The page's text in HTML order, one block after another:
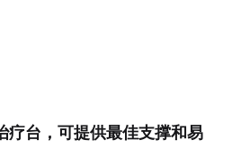
疗台，可提供最佳支撑和易